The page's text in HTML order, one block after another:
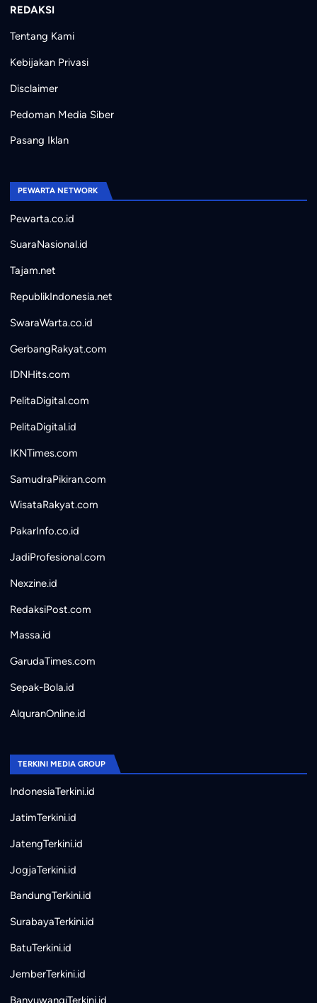
REDAKSI
Tentang Kami
Kebijakan Privasi
Disclaimer
Pedoman Media Siber
Pasang Iklan
PEWARTA NETWORK
Pewarta.co.id
SuaraNasional.id
Tajam.net
RepublikIndonesia.net
SwaraWarta.co.id
GerbangRakyat.com
IDNHits.com
PelitaDigital.com
PelitaDigital.id
IKNTimes.com
SamudraPikiran.com
WisataRakyat.com
PakarInfo.co.id
JadiProfesional.com
Nexzine.id
RedaksiPost.com
Massa.id
GarudaTimes.com
Sepak-Bola.id
AlquranOnline.id
TERKINI MEDIA GROUP
IndonesiaTerkini.id
JatimTerkini.id
JatengTerkini.id
JogjaTerkini.id
BandungTerkini.id
SurabayaTerkini.id
BatuTerkini.id
JemberTerkini.id
BanyuwangiTerkini.id